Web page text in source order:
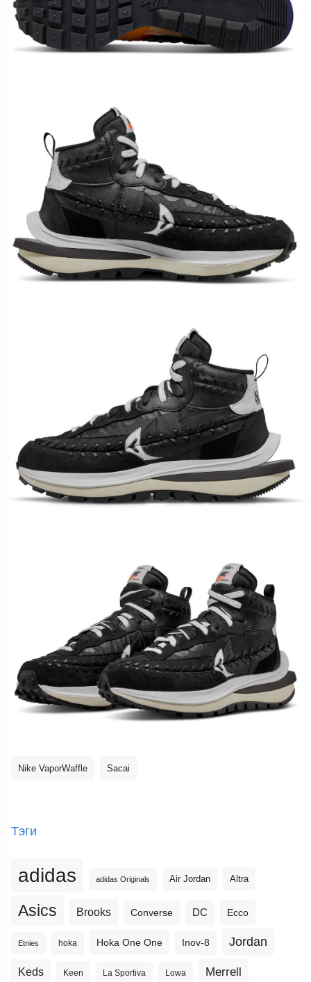
Nike VaporWaffle Sacai
Тэги
adidas adidas Originals Air Jordan Altra
Asics Brooks Converse DC Ecco
Etnies hoka Hoka One One Inov-8 Jordan
Keds Keen La Sportiva Lowa Merrell